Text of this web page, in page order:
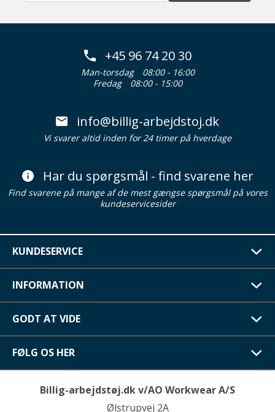
+45 96 74 20 30
Man-torsdag
08:00 - 16:00
Fredag
08:00 - 15:00
info@billig-arbejdstoj.dk
Vi svarer altid inden for 24 timer på hverdage
Har du spørgsmål - find svarene her
Find svarene på mange af de mest gængse spørgsmål på vores
kundeservicesider
KUNDESERVICE
INFORMATION
GODT AT VIDE
FØLG OS HER
Billig-arbejdstøj.dk v/AO Workwear A/S
Ølstrupvej 2A